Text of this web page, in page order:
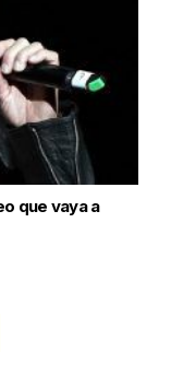
que vaya a